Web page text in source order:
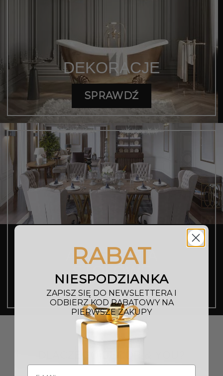
DEKORACJE
SPRAWDŹ
AKCESORIA
STOŁOWE
SPRAWDŹ
DLACZEGO DECOR & YOU?
RABAT
NIESPODZIANKA
ZAPISZ SIĘ DO NEWSLETTERA I
ODBIERZ KOD RABATOWY NA
PIERWSZE ZAKUPY